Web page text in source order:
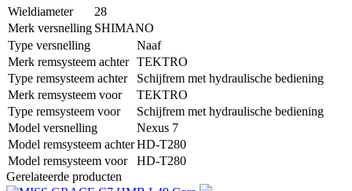
Wieldiameter
28
Merk versnelling SHIMANO
Type versnelling
Naaf
Merk remsysteem achter TEKTRO
Type remsysteem achter
Schijfrem met hydraulische bediening
Merk remsysteem voor
TEKTRO
Type remsysteem voor
Schijfrem met hydraulische bediening
Model versnelling
Nexus 7
Model remsysteem achterHD-T280
Model remsysteem voor
HD-T280
Gerelateerde producten